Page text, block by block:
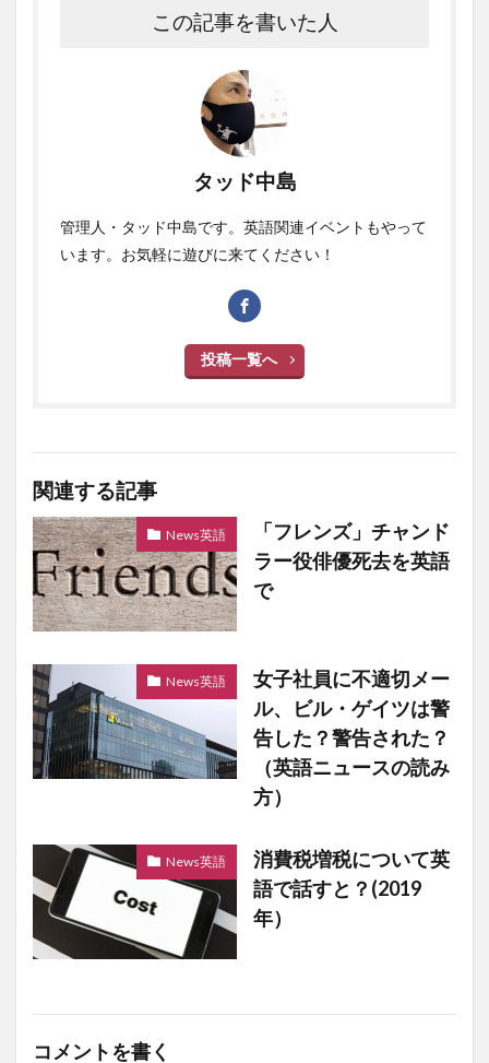
この記事を書いた人
タッド中島
管理人・タッド中島です。英語関連イベントもやって
います。お気軽に遊びに来てください！
投稿一覧へ
関連する記事
News英語
「フレンズ」チャンド
ラー役俳優死去を英語
で
News英語
女子社員に不適切メー
ル、ビル・ゲイツは警
告した？警告された？
（英語ニュースの読み
方）
News英語
消費税増税について英
語で話すと？(2019
年）
コメントを書く